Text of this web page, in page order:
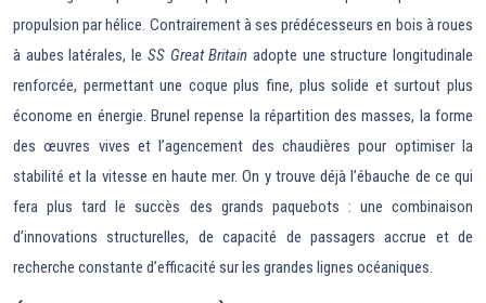
propulsion par hélice. Contrairement à ses prédécesseurs en bois à roues
à aubes latérales, le SS Great Britain adopte une structure longitudinale
renforcée, permettant une coque plus fine, plus solide et surtout plus
économe en énergie. Brunel repense la répartition des masses, la forme
des œuvres vives et l’agencement des chaudières pour optimiser la
stabilité et la vitesse en haute mer. On y trouve déjà l’ébauche de ce qui
fera plus tard le succès des grands paquebots : une combinaison
d’innovations structurelles, de capacité de passagers accrue et de
recherche constante d’efficacité sur les grandes lignes océaniques.